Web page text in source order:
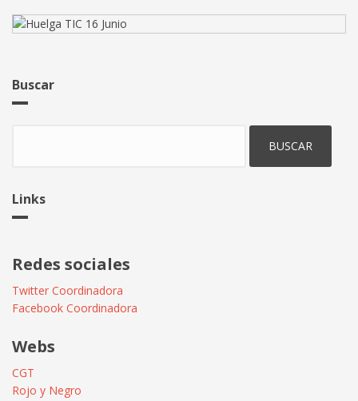
Buscar
Links
Redes sociales
Twitter Coordinadora
Facebook Coordinadora
Webs
CGT
Rojo y Negro